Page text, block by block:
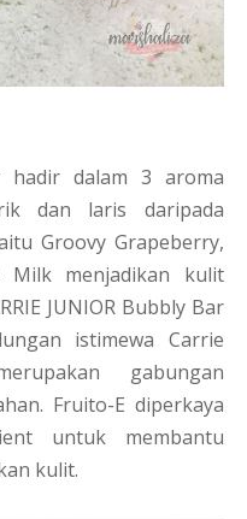
hadir dalam 3 aroma
dan laris daripada
Groovy Grapeberry,
Milk menjadikan kulit
JUNIOR Bubbly Bar
istimewa Carrie
gabungan
Fruito-E diperkaya
untuk membantu
kulit.